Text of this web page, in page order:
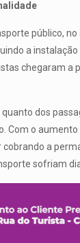
público,
a
chegaram
dos
o
a
sofriam